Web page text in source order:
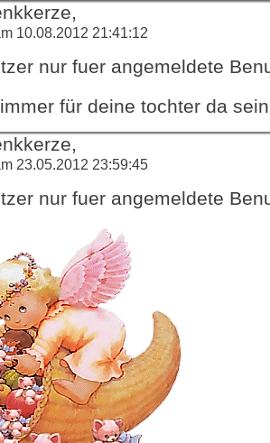
10.08.2012 21:41:12
nur fuer angemeldete
für deine tochter da
23.05.2012 23:59:45
nur fuer angemeldete